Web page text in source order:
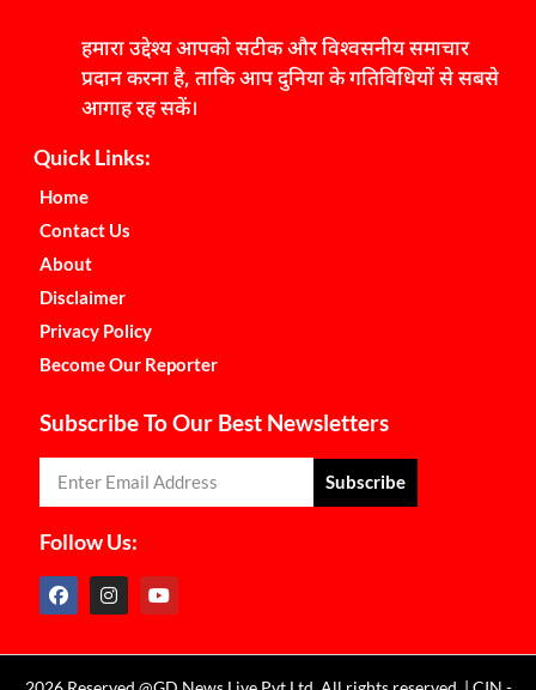
हमारा उद्देश्य आपको सटीक और विश्वसनीय समाचार
प्रदान करना है, ताकि आप दुनिया के गतिविधियों से सबसे
आगाह रह सकें।
Quick Links:
Home
Contact Us
About
Disclaimer
Privacy Policy
Become Our Reporter
Subscribe To Our Best Newsletters
Subscribe
Follow Us: